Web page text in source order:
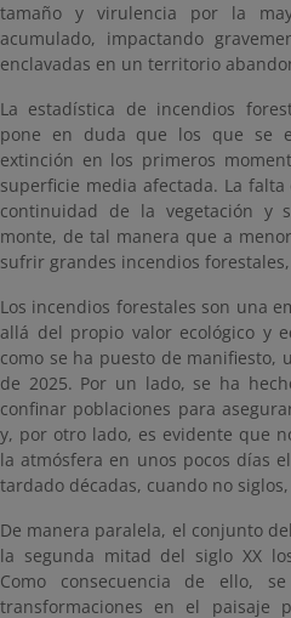
tamaño y virulencia por la
acumulado, impactando
enclavadas en un territorio
La estadística de incendios
pone en duda que los que se
extinción en los primeros
superficie media afectada. La
continuidad de la vegetación y
monte, de tal manera que a
sufrir grandes incendios
Los incendios forestales son una
allá del propio valor ecológico y
como se ha puesto de manifiesto,
de 2025. Por un lado, se ha
confinar poblaciones para
y, por otro lado, es evidente que
la atmósfera en unos pocos días
tardado décadas, cuando no
De manera paralela, el conjunto
la segunda mitad del siglo XX
Como consecuencia de ello,
transformaciones en el paisaje